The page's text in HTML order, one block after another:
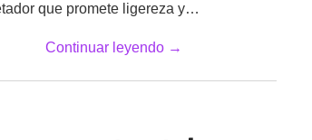
que promete ligereza y…
Continuar leyendo →